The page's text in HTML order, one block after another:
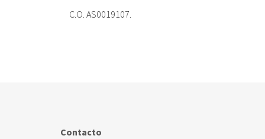
C.O. AS0019107.
Contacto